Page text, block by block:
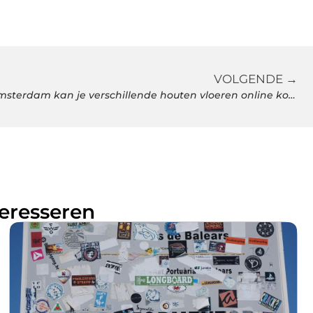
VOLGENDE →
Bij deze vloerenspecialist in Amsterdam kan je verschillende houten vloeren online kopen